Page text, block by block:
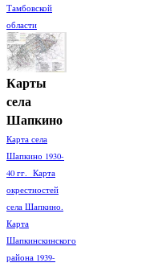
Тамбовской
области
Карты
села
Шапкино
Карта села
Шапкино 1930-
40 гг. Карта
окрестностей
села Шапкино.
Карта
Шапкинскинского
района 1939-